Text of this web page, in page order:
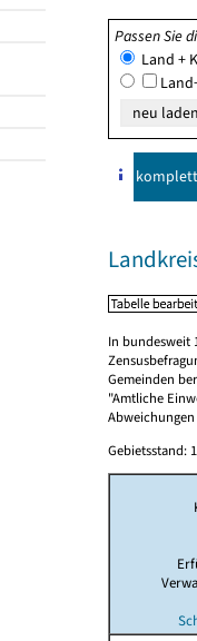
Passen Sie
Land +
komplett
In bundesweit
Gemeinden
"Amtliche
Gebietsstand: